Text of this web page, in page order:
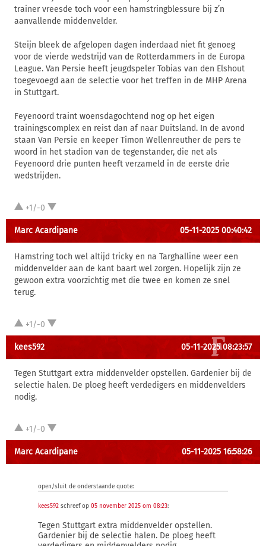
trainer vreesde toch voor een hamstringblessure bij z’n
aanvallende middenvelder.
Steijn bleek de afgelopen dagen inderdaad niet fit genoeg
voor de vierde wedstrijd van de Rotterdammers in de Europa
League. Van Persie heeft jeugdspeler Tobias van den Elshout
toegevoegd aan de selectie voor het treffen in de MHP Arena
in Stuttgart.
Feyenoord traint woensdagochtend nog op het eigen
trainingscomplex en reist dan af naar Duitsland. In de avond
staan Van Persie en keeper Timon Wellenreuther de pers te
woord in het stadion van de tegenstander, die net als
Feyenoord drie punten heeft verzameld in de eerste drie
wedstrijden.
+1/-0
Marc Acardipane 05-11-2025 00:40:42
Hamstring toch wel altijd tricky en na Targhalline weer een
middenvelder aan de kant baart wel zorgen. Hopelijk zijn ze
gewoon extra voorzichtig met die twee en komen ze snel
terug.
+1/-0
kees592 05-11-2025 08:23:57
Tegen Stuttgart extra middenvelder opstellen. Gardenier bij de
selectie halen. De ploeg heeft verdedigers en middenvelders
nodig.
+1/-0
Marc Acardipane 05-11-2025 16:58:26
open/sluit de onderstaande quote:
kees592 schreef op 05 november 2025 om 08:23:
Tegen Stuttgart extra middenvelder opstellen.
Gardenier bij de selectie halen. De ploeg heeft